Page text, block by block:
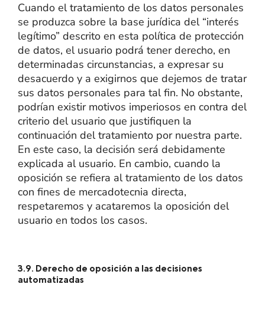
Cuando el tratamiento de los datos personales
se produzca sobre la base jurídica del “interés
legítimo” descrito en esta política de protección
de datos, el usuario podrá tener derecho, en
determinadas circunstancias, a expresar su
desacuerdo y a exigirnos que dejemos de tratar
sus datos personales para tal fin. No obstante,
podrían existir motivos imperiosos en contra del
criterio del usuario que justifiquen la
continuación del tratamiento por nuestra parte.
En este caso, la decisión será debidamente
explicada al usuario. En cambio, cuando la
oposición se refiera al tratamiento de los datos
con fines de mercadotecnia directa,
respetaremos y acataremos la oposición del
usuario en todos los casos.
3.9. Derecho de oposición a las decisiones
automatizadas